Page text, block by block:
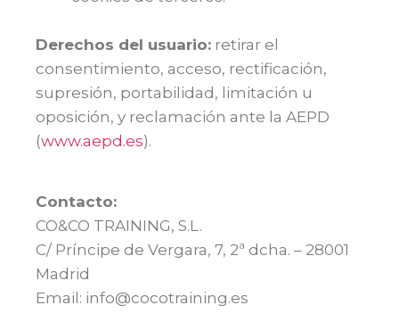
Derechos del usuario: retirar el
consentimiento, acceso, rectificación,
supresión, portabilidad, limitación u
oposición, y reclamación ante la AEPD
(www.aepd.es).
Contacto:
CO&CO TRAINING, S.L.
C/ Príncipe de Vergara, 7, 2ª dcha. – 28001
Madrid
Email: info@cocotraining.es